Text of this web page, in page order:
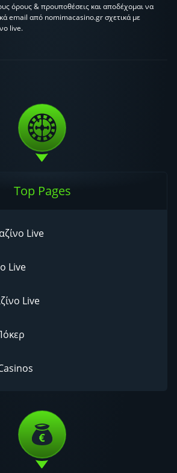
όρους & προυποθέσεις και αποδέχομαι να
email από nomimacasino.gr σχετικά με
live.
Top Pages
Live
Live
Live